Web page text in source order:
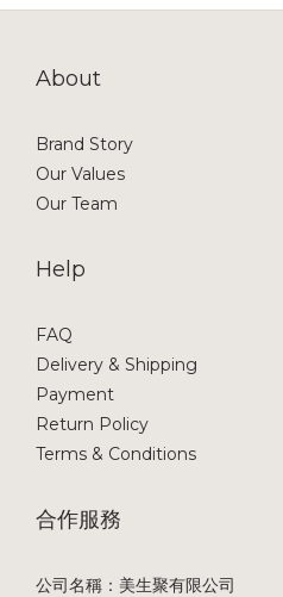
About
Brand Story
Our Values
Our Team
Help
FAQ
Delivery & Shipping
Payment
Return Policy
Terms & Conditions
合作服務
公司名稱：美生聚有限公司